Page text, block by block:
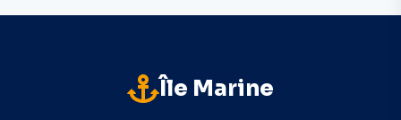
Île Marine